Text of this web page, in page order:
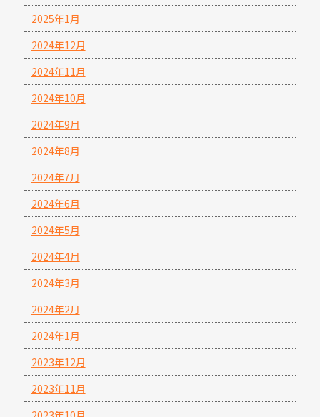
2025年1月
2024年12月
2024年11月
2024年10月
2024年9月
2024年8月
2024年7月
2024年6月
2024年5月
2024年4月
2024年3月
2024年2月
2024年1月
2023年12月
2023年11月